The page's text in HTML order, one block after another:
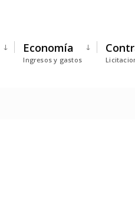
Economía
Ingresos y gastos